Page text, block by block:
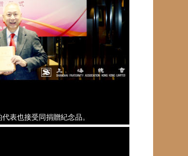
表也接受同捐贈紀念品。